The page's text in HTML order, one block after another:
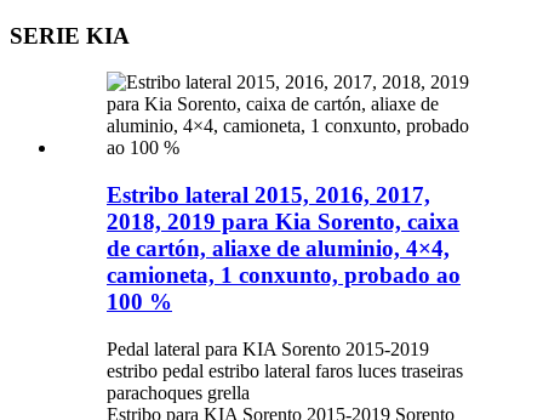
SERIE KIA
Estribo lateral 2015, 2016, 2017,
2018, 2019 para Kia Sorento, caixa
de cartón, aliaxe de aluminio, 4×4,
camioneta, 1 conxunto, probado ao
100 %
Pedal lateral para KIA Sorento 2015-2019
estribo pedal estribo lateral faros luces traseiras
parachoques grella
Estribo para KIA Sorento 2015-2019 Sorento